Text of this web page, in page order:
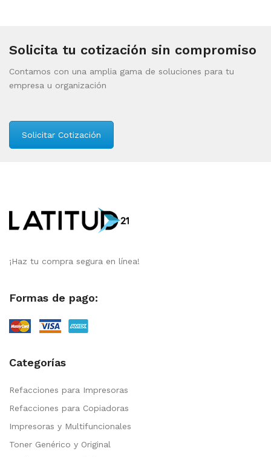
Solicita tu cotización sin compromiso
Contamos con una amplia gama de soluciones para tu
empresa u organización
Solicitar Cotización
¡Haz tu compra segura en línea!
Formas de pago:
Categorías
Refacciones para Impresoras
Refacciones para Copiadoras
Impresoras y Multifuncionales
Toner Genérico y Original